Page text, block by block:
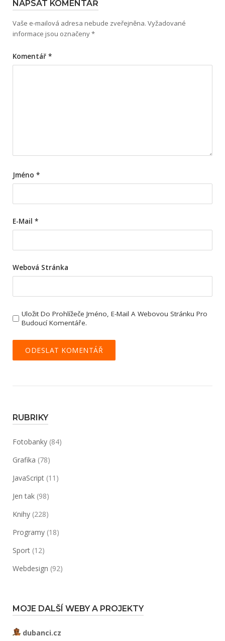
NAPSAT KOMENTÁŘ
Vaše e-mailová adresa nebude zveřejněna. Vyžadované
informace jsou označeny*
Komentář *
Jméno *
E-Mail *
Webová Stránka
Uložit Do Prohlížeče Jméno, E-Mail A Webovou Stránku Pro
Budoucí Komentáře.
RUBRIKY
Fotobanky (84)
Grafika (78)
JavaScript (11)
Jen tak (98)
Knihy (228)
Programy (18)
Sport (12)
Webdesign (92)
MOJE DALŠÍ WEBY A PROJEKTY
dubanci.cz